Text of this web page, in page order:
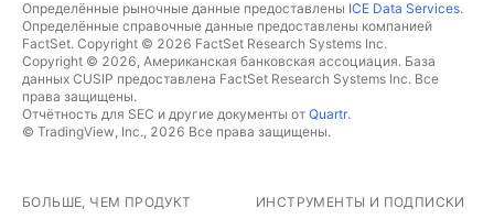
Определённые рыночные данные предоставлены ICE Data Services.
Определённые справочные данные предоставлены компанией
FactSet. Copyright © 2026 FactSet Research Systems Inc.
Copyright © 2026, Американская банковская ассоциация. База
данных CUSIP предоставлена FactSet Research Systems Inc. Все
права защищены.
Отчётность для SEC и другие документы от Quartr.
© TradingView, Inc., 2026 Все права защищены.
БОЛЬШЕ, ЧЕМ ПРОДУКТ ИНСТРУМЕНТЫ И ПОДПИСКИ